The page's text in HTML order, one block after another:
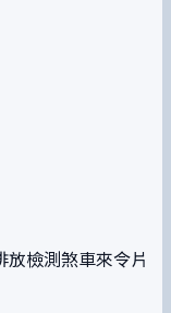
放檢測煞車來令片